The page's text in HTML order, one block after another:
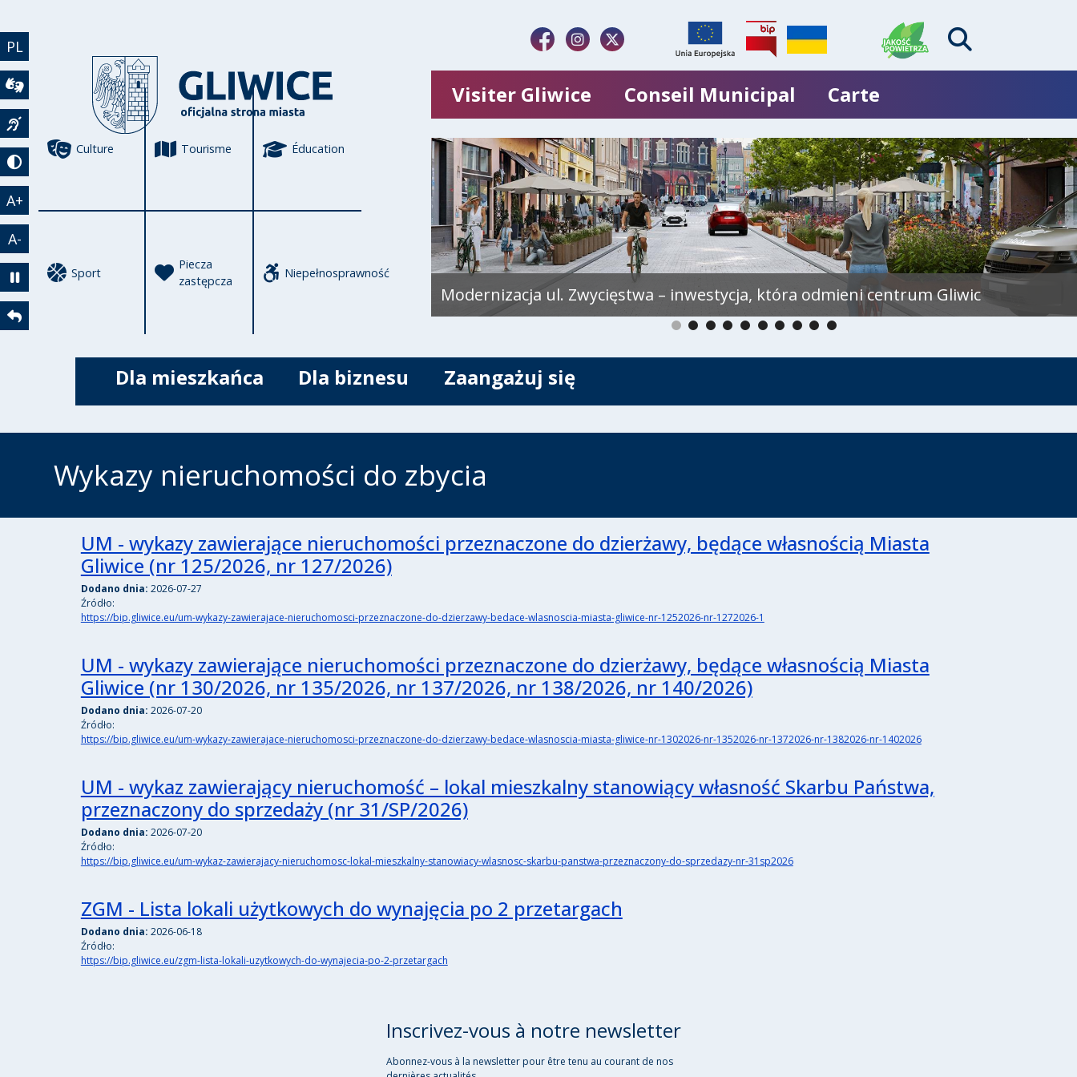
PL
Wideotłumacz
Język migowy
Tryb kontrastowy
A+
A-
Zatrzymaj animację
Powrót
Visiter Gliwice Conseil Municipal Carte
Modernizacja ul. Zwycięstwa – inwestycja, która odmieni centrum Gliwic
Culture Tourisme Éducation
Sport
Piecza
zastępcza
Niepełnosprawność
Dla mieszkańca Dla biznesu Zaangażuj się
Wykazy nieruchomości do zbycia
UM - wykazy zawierające nieruchomości przeznaczone do dzierżawy, będące własnością Miasta
Gliwice (nr 125/2026, nr 127/2026)
Dodano dnia: 2026-07-27
Źródło:
https://bip.gliwice.eu/um-wykazy-zawierajace-nieruchomosci-przeznaczone-do-dzierzawy-bedace-wlasnoscia-miasta-gliwice-nr-1252026-nr-1272026-1
UM - wykazy zawierające nieruchomości przeznaczone do dzierżawy, będące własnością Miasta
Gliwice (nr 130/2026, nr 135/2026, nr 137/2026, nr 138/2026, nr 140/2026)
Dodano dnia: 2026-07-20
Źródło:
https://bip.gliwice.eu/um-wykazy-zawierajace-nieruchomosci-przeznaczone-do-dzierzawy-bedace-wlasnoscia-miasta-gliwice-nr-1302026-nr-1352026-nr-1372026-nr-1382026-nr-1402026
UM - wykaz zawierający nieruchomość – lokal mieszkalny stanowiący własność Skarbu Państwa,
przeznaczony do sprzedaży (nr 31/SP/2026)
Dodano dnia: 2026-07-20
Źródło:
https://bip.gliwice.eu/um-wykaz-zawierajacy-nieruchomosc-lokal-mieszkalny-stanowiacy-wlasnosc-skarbu-panstwa-przeznaczony-do-sprzedazy-nr-31sp2026
ZGM - Lista lokali użytkowych do wynajęcia po 2 przetargach
Dodano dnia: 2026-06-18
Źródło:
https://bip.gliwice.eu/zgm-lista-lokali-uzytkowych-do-wynajecia-po-2-przetargach
Inscrivez-vous à notre newsletter
Abonnez-vous à la newsletter pour être tenu au courant de nos